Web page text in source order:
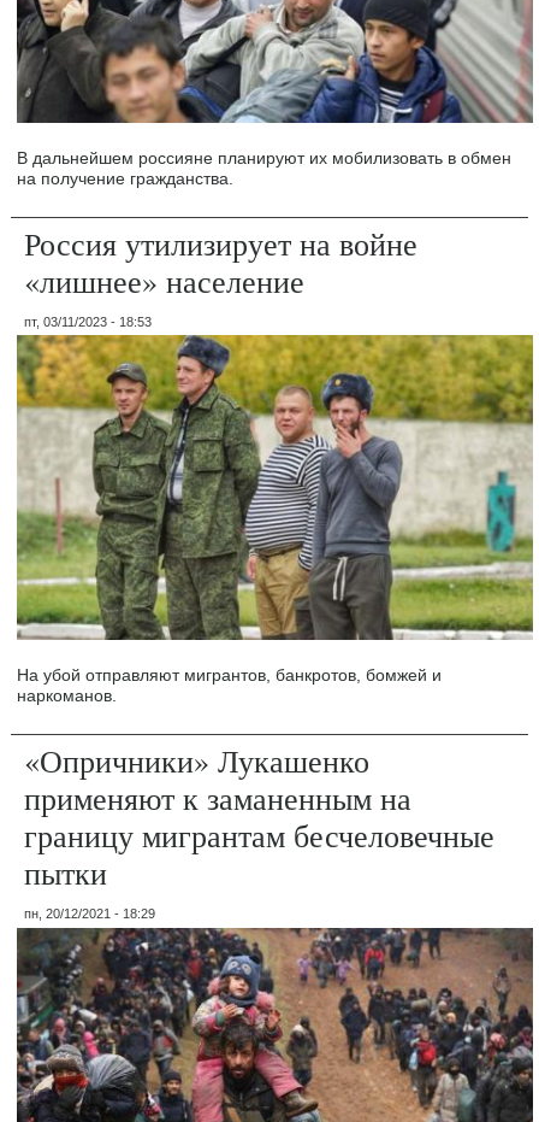
В дальнейшем россияне планируют их мобилизовать в обмен
на получение гражданства.
Россия утилизирует на войне
«лишнее» население
пт, 03/11/2023 - 18:53
На убой отправляют мигрантов, банкротов, бомжей и
наркоманов.
«Опричники» Лукашенко
применяют к заманенным на
границу мигрантам бесчеловечные
пытки
пн, 20/12/2021 - 18:29